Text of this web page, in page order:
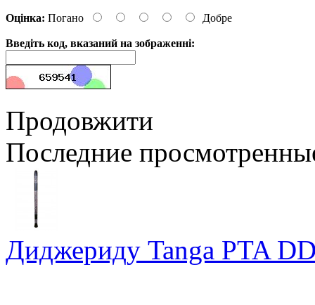
Оцінка: Погано Добре
Введіть код, вказаний на зображенні:
Продовжити
Последние
Диджериду Tanga PTA